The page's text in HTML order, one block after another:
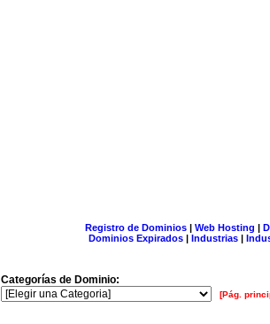
Registro de Dominios| Web Hosting |
Dominios Expirados | Industrias |
Categorías de Dominio:
[Pág.